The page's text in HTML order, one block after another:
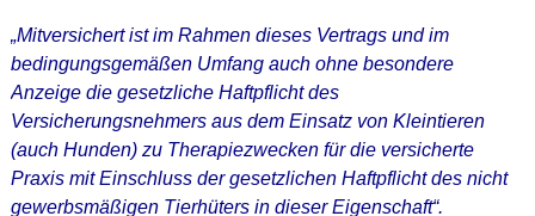
„Mitversichert ist im Rahmen dieses Vertrags und im
bedingungsgemäßen Umfang auch ohne besondere
Anzeige die gesetzliche Haftpflicht des
Versicherungsnehmers aus dem Einsatz von Kleintieren
(auch Hunden) zu Therapiezwecken für die versicherte
Praxis mit Einschluss der gesetzlichen Haftpflicht des nicht
gewerbsmäßigen Tierhüters in dieser Eigenschaft“.